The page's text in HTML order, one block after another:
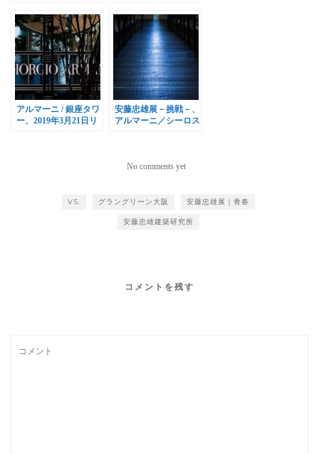
センターで開催
アルマーニ / 銀座タワ
ー、2019年3月21日リ
安藤忠雄展－挑戦－、
アルマーニ／シーロス
No comments yet
VS. グラングリーン大阪 安藤忠雄展｜青春
安藤忠雄建築研究所
コメントを残す